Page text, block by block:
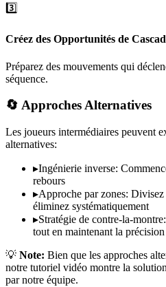
3️⃣
Créez des Opportunités de
Préparez des mouvements qui
séquence.
🔄 Approches Alternatives
Les joueurs intermédiaires peuvent
alternatives:
▸Ingénierie inverse:
rebours
▸Approche par zones: Divisez
éliminez systématiquement
▸Stratégie de contre-la-
tout en maintenant la précision
💡 Note: Bien que les approches
notre tutoriel vidéo montre la
par notre équipe.